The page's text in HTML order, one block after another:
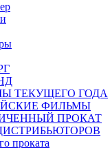
ТЕКУЩЕГО ГОДА
ФИЛЬМЫ
ПРОКАТ
проката